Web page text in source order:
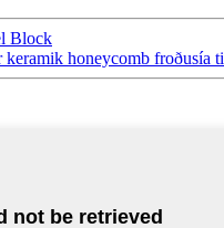
Block
honeycomb froðusía